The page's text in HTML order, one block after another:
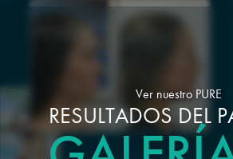
Ver nuestro PURE
RESULTADOS DEL